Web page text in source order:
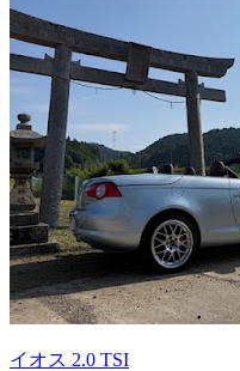
イオス 2.0 TSI